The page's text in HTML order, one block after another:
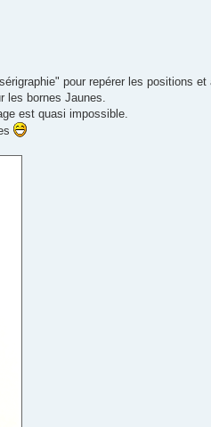
pour repérer les positions
les bornes Jaunes.
est quasi impossible.